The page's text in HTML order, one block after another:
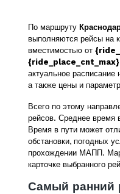
По маршруту
выполняются рейсы на
вместимостью от
{ride_place_cnt_max}
актуальное расписание
а также цены и
Всего по этому
рейсов. Среднее время
Время в пути может
обстановки, погодных
прохождении МАПП.
карточке выбранного
Самый ранний